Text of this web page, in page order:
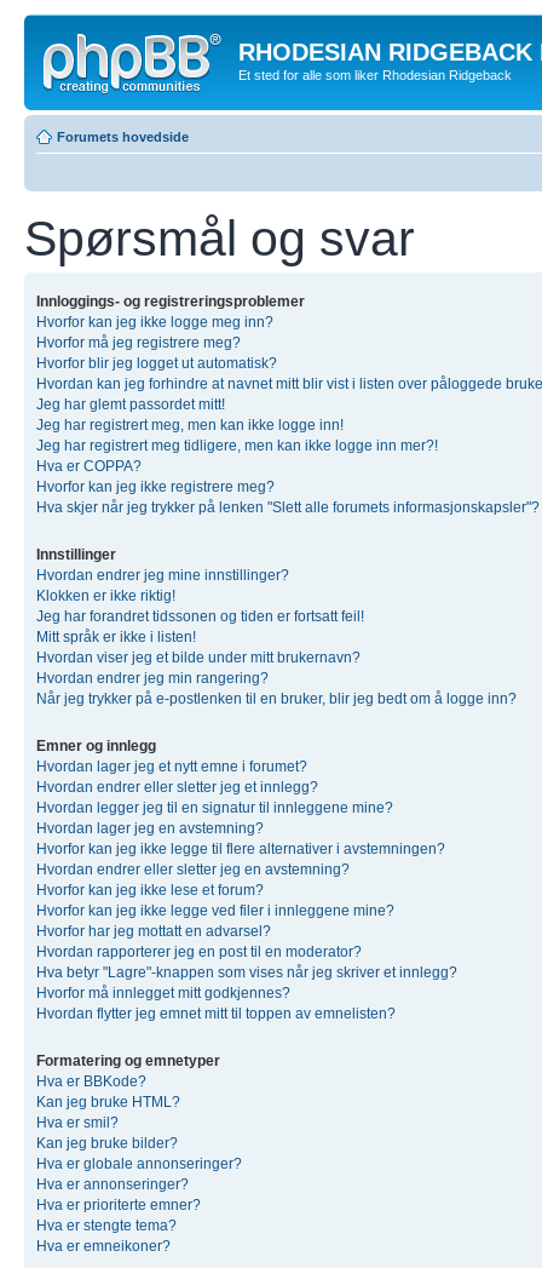
RHODESIAN RIDGEBACK
Et sted for alle som liker Rhodesian Ridgeback
Forumets hovedside
Spørsmål og svar
Innloggings- og registreringsproblemer
Hvorfor kan jeg ikke logge meg inn?
Hvorfor må jeg registrere meg?
Hvorfor blir jeg logget ut automatisk?
Hvordan kan jeg forhindre at navnet mitt blir vist i listen over påloggede
Jeg har glemt passordet mitt!
Jeg har registrert meg, men kan ikke logge inn!
Jeg har registrert meg tidligere, men kan ikke logge inn mer?!
Hva er COPPA?
Hvorfor kan jeg ikke registrere meg?
Hva skjer når jeg trykker på lenken "Slett alle forumets informasjonskapsler"?
Innstillinger
Hvordan endrer jeg mine innstillinger?
Klokken er ikke riktig!
Jeg har forandret tidssonen og tiden er fortsatt feil!
Mitt språk er ikke i listen!
Hvordan viser jeg et bilde under mitt brukernavn?
Hvordan endrer jeg min rangering?
Når jeg trykker på e-postlenken til en bruker, blir jeg bedt om å logge inn?
Emner og innlegg
Hvordan lager jeg et nytt emne i forumet?
Hvordan endrer eller sletter jeg et innlegg?
Hvordan legger jeg til en signatur til innleggene mine?
Hvordan lager jeg en avstemning?
Hvorfor kan jeg ikke legge til flere alternativer i avstemningen?
Hvordan endrer eller sletter jeg en avstemning?
Hvorfor kan jeg ikke lese et forum?
Hvorfor kan jeg ikke legge ved filer i innleggene mine?
Hvorfor har jeg mottatt en advarsel?
Hvordan rapporterer jeg en post til en moderator?
Hva betyr "Lagre"-knappen som vises når jeg skriver et innlegg?
Hvorfor må innlegget mitt godkjennes?
Hvordan flytter jeg emnet mitt til toppen av emnelisten?
Formatering og emnetyper
Hva er BBKode?
Kan jeg bruke HTML?
Hva er smil?
Kan jeg bruke bilder?
Hva er globale annonseringer?
Hva er annonseringer?
Hva er prioriterte emner?
Hva er stengte tema?
Hva er emneikoner?